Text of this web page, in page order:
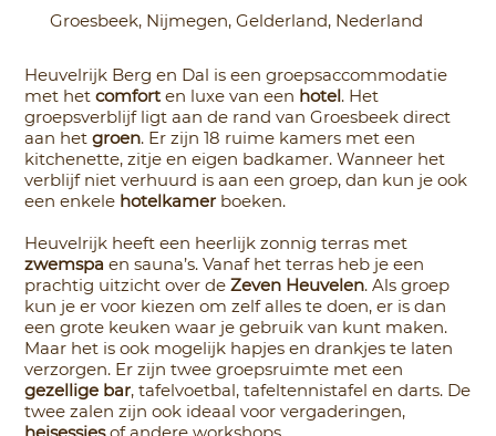
Heuvelrijk Berg en Dal is een groepsaccommodatie
met hetcomforten luxe van een hotel. Het
groepsverblijf ligt aan de rand van Groesbeek direct
aan hetgroen. Er zijn 18 ruime kamers met een
kitchenette, zitje en eigen badkamer. Wanneer het
verblijf niet verhuurd is aan een groep, dan kun je ook
een enkele hotelkamer boeken.
Heuvelrijk heeft een heerlijk zonnig terras met
zwemspaen sauna’s. Vanaf het terras heb je een
prachtig uitzicht over deZeven Heuvelen. Als groep
kun je er voor kiezen om zelf alles te doen, er is dan
een grote keuken waar je gebruik van kunt maken.
Maar het is ook mogelijk hapjes en drankjes te laten
verzorgen. Er zijn twee groepsruimte met een
gezellige bar, tafelvoetbal, tafeltennistafel en darts. De
twee zalen zijn ook ideaal voor vergaderingen,
Groesbeek, Nijmegen, Gelderland, Nederland